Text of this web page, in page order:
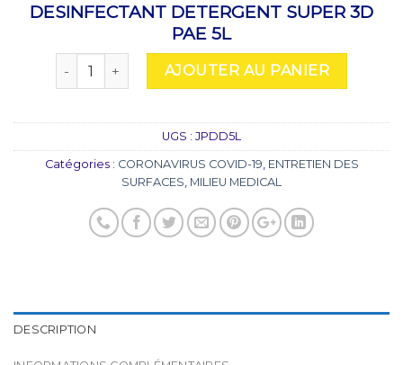
DESINFECTANT DETERGENT SUPER 3D
PAE 5L
quantité de DESINFECTANT DETERGENT SUPER 3D
AJOUTER AU PANIER
UGS : JPDD5L
Catégories : CORONAVIRUS COVID-19 ENTRETIEN DES
SURFACES MILIEU MEDICAL
DESCRIPTION